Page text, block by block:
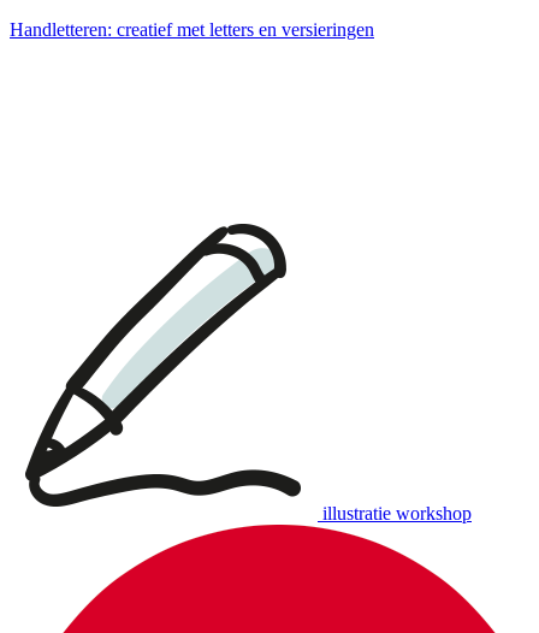
Handletteren: creatief met letters en versieringen
illustratie workshop